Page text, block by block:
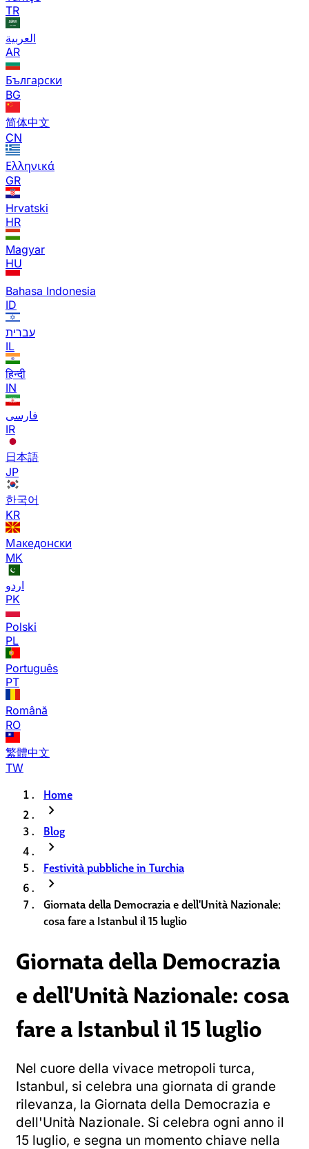
TR
العربية
AR
Български
BG
简体中文
CN
Ελληνικά
GR
Hrvatski
HR
Magyar
HU
Bahasa Indonesia
ID
עברית
IL
हिन्दी
IN
فارسی
IR
日本語
JP
한국어
KR
Македонски
MK
اردو
PK
Polski
PL
Português
PT
Română
RO
繁體中文
TW
Home
chevron_right
Blog
chevron_right
Festività pubbliche in Turchia
chevron_right
Giornata della Democrazia e dell'Unità Nazionale:
cosa fare a Istanbul il 15 luglio
Giornata della Democrazia
e dell'Unità Nazionale: cosa
fare a Istanbul il 15 luglio
Nel cuore della vivace metropoli turca,
Istanbul, si celebra una giornata di grande
rilevanza, la Giornata della Democrazia e
dell'Unità Nazionale. Si celebra ogni anno il
15 luglio, e segna un momento chiave nella